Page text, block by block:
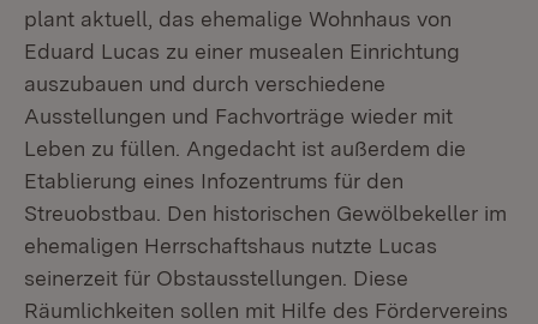
plant aktuell, das ehemalige Wohnhaus von
Eduard Lucas zu einer musealen Einrichtung
auszubauen und durch verschiedene
Ausstellungen und Fachvorträge wieder mit
Leben zu füllen. Angedacht ist außerdem die
Etablierung eines Infozentrums für den
Streuobstbau. Den historischen Gewölbekeller im
ehemaligen Herrschaftshaus nutzte Lucas
seinerzeit für Obstausstellungen. Diese
Räumlichkeiten sollen mit Hilfe des Fördervereins